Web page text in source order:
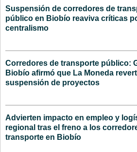
Suspensión de corredores de
público en Biobío reaviva críticas
centralismo
Corredores de transporte público:
Biobío afirmó que La Moneda
suspensión de proyectos
Advierten impacto en empleo y
regional tras el freno a los
transporte en Biobío